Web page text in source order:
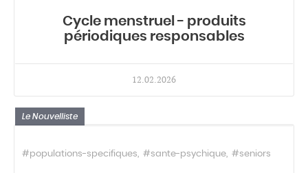
Cycle menstruel - produits
périodiques responsables
12.02.2026
Le Nouvelliste
#populations-specifiques #sante-psychique #seniors